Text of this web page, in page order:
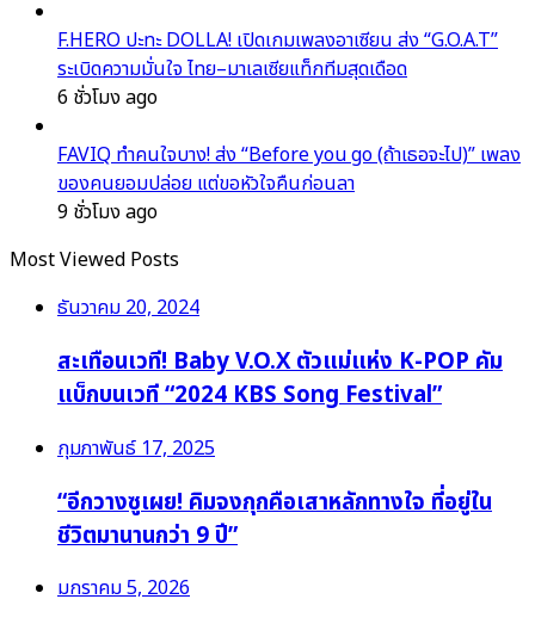
F.HERO ปะทะ DOLLA! เปิดเกมเพลงอาเซียน ส่ง “G.O.A.T”
ระเบิดความมั่นใจ ไทย–มาเลเซียแท็กทีมสุดเดือด
6 ชั่วโมง ago
FAVIQ ทำคนใจบาง! ส่ง “Before you go (ถ้าเธอจะไป)” เพลง
ของคนยอมปล่อย แต่ขอหัวใจคืนก่อนลา
9 ชั่วโมง ago
Most Viewed Posts
ธันวาคม 20, 2024
สะเทือนเวที! Baby V.O.X ตัวแม่แห่ง K-POP คัม
แบ็กบนเวที “2024 KBS Song Festival”
กุมภาพันธ์ 17, 2025
“อีกวางซูเผย! คิมจงกุกคือเสาหลักทางใจ ที่อยู่ใน
ชีวิตมานานกว่า 9 ปี”
มกราคม 5, 2026